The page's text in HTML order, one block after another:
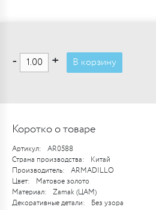
- + В корзину
Коротко о товаре
Артикул:
AR0588
Страна производства:
Китай
Производитель:
ARMADILLO
Цвет:
Матовое золото
Материал:
Zamak (ЦАМ)
Декоративные детали:
Без узора